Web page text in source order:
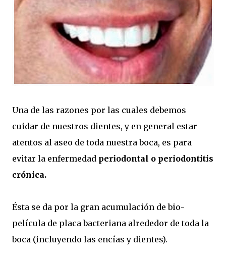
Una de las razones por las cuales debemos
cuidar de nuestros dientes, y en general estar
atentos al aseo de toda nuestra boca, es para
evitar la enfermedad periodontal o periodontitis
crónica.
Ésta se da por la gran acumulación de bio-
película de placa bacteriana alrededor de toda la
boca (incluyendo las encías y dientes).